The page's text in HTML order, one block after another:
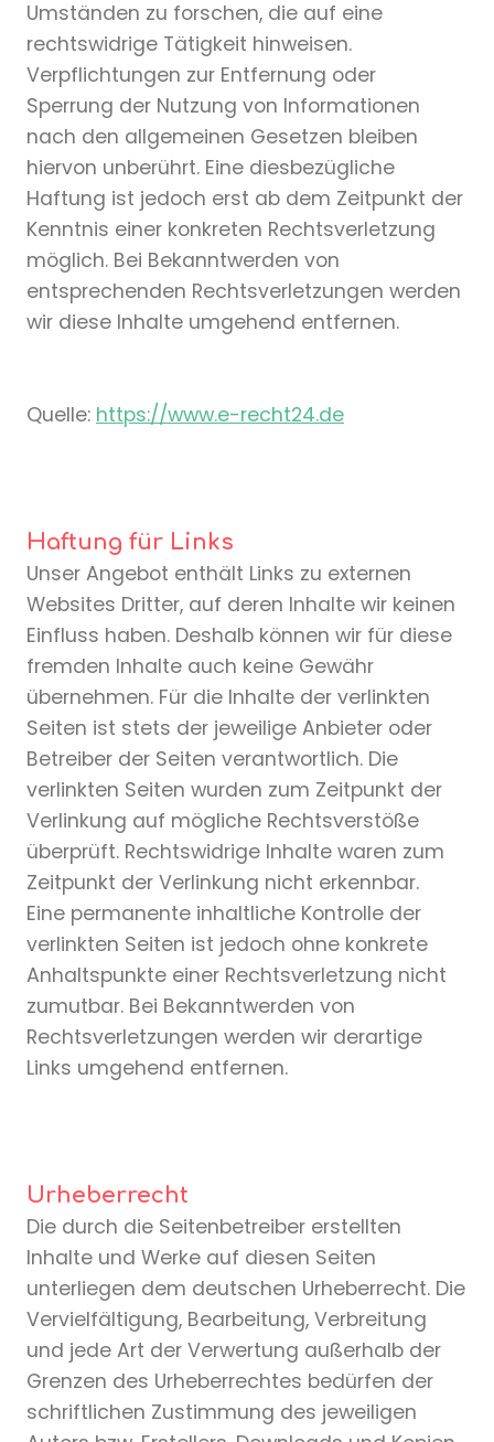
Umständen zu forschen, die auf eine
rechtswidrige Tätigkeit hinweisen.
Verpflichtungen zur Entfernung oder
Sperrung der Nutzung von Informationen
nach den allgemeinen Gesetzen bleiben
hiervon unberührt. Eine diesbezügliche
Haftung ist jedoch erst ab dem Zeitpunkt der
Kenntnis einer konkreten Rechtsverletzung
möglich. Bei Bekanntwerden von
entsprechenden Rechtsverletzungen werden
wir diese Inhalte umgehend entfernen.
Quelle: https://www.e-recht24.de
Haftung für Links
Unser Angebot enthält Links zu externen
Websites Dritter, auf deren Inhalte wir keinen
Einfluss haben. Deshalb können wir für diese
fremden Inhalte auch keine Gewähr
übernehmen. Für die Inhalte der verlinkten
Seiten ist stets der jeweilige Anbieter oder
Betreiber der Seiten verantwortlich. Die
verlinkten Seiten wurden zum Zeitpunkt der
Verlinkung auf mögliche Rechtsverstöße
überprüft. Rechtswidrige Inhalte waren zum
Zeitpunkt der Verlinkung nicht erkennbar.
Eine permanente inhaltliche Kontrolle der
verlinkten Seiten ist jedoch ohne konkrete
Anhaltspunkte einer Rechtsverletzung nicht
zumutbar. Bei Bekanntwerden von
Rechtsverletzungen werden wir derartige
Links umgehend entfernen.
Urheberrecht
Die durch die Seitenbetreiber erstellten
Inhalte und Werke auf diesen Seiten
unterliegen dem deutschen Urheberrecht. Die
Vervielfältigung, Bearbeitung, Verbreitung
und jede Art der Verwertung außerhalb der
Grenzen des Urheberrechtes bedürfen der
schriftlichen Zustimmung des jeweiligen